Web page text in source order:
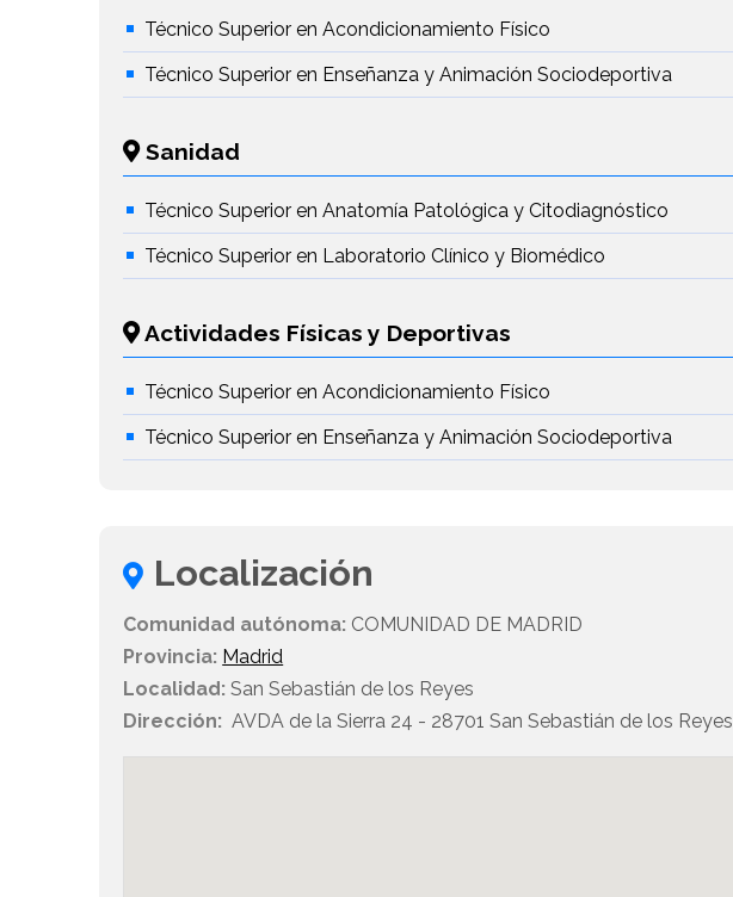
Técnico Superior en Acondicionamiento Físico
Técnico Superior en Enseñanza y Animación Sociodeportiva
Sanidad
Técnico Superior en Anatomía Patológica y Citodiagnóstico
Técnico Superior en Laboratorio Clínico y Biomédico
Actividades Físicas y Deportivas
Técnico Superior en Acondicionamiento Físico
Técnico Superior en Enseñanza y Animación Sociodeportiva
Localización
Comunidad autónoma: COMUNIDAD DE MADRID
Provincia: Madrid
Localidad: San Sebastián de los Reyes
Dirección: AVDA de la Sierra 24 - 28701 San Sebastián de los Reyes